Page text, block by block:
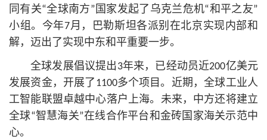
同有关“全球南方”国家发起了乌克兰危机“和平之友”
小组。今年7月，巴勒斯坦各派别在北京实现内部和
解，迈出了实现中东和平重要一步。
全球发展倡议提出3年来，已经动员近200亿美元
发展资金，开展了1100多个项目。近期，全球工业人
工智能联盟卓越中心落户上海。未来，中方还将建立
全球“智慧海关”在线合作平台和金砖国家海关示范中
心。